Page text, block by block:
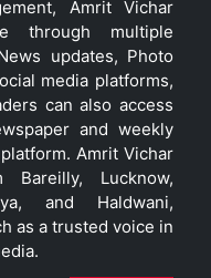
Amrit Vichar
through multiple
updates, Photo
media platforms,
can also access
and weekly
Amrit Vichar
Lucknow,
and Haldwani,
as a trusted voice in